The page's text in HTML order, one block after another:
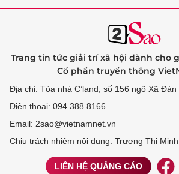
Trang tin tức giải trí xã hội dành cho
Cổ phần truyền thông
Địa chỉ: Tòa nhà C’land, số 156 ngõ Xã
Điện thoại: 094 388 8166
Email: 2sao@vietnamnet.vn
Chịu trách nhiệm nội dung: Trương Thị
LIÊN HỆ QUẢNG CÁO